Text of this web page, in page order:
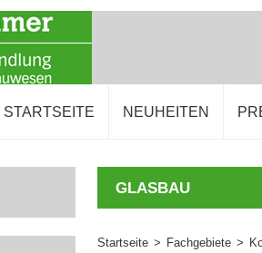
STARTSEITE NEUHEITEN
GLASBAU
Startseite > Fachgebiete >